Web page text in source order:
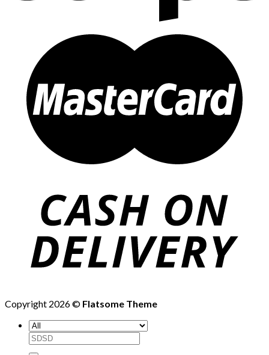
Copyright 2026 © Flatsome Theme
Search
for: